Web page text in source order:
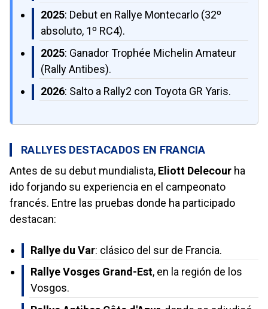
2025: Debut en Rallye Montecarlo (32º
absoluto, 1º RC4).
2025: Ganador Trophée Michelin Amateur
(Rally Antibes).
2026: Salto a Rally2 con Toyota GR Yaris.
RALLYES DESTACADOS EN FRANCIA
Antes de su debut mundialista, Eliott Delecour ha
ido forjando su experiencia en el campeonato
francés. Entre las pruebas donde ha participado
destacan:
Rallye du Var: clásico del sur de Francia.
Rallye Vosges Grand-Est, en la región de los
Vosgos.